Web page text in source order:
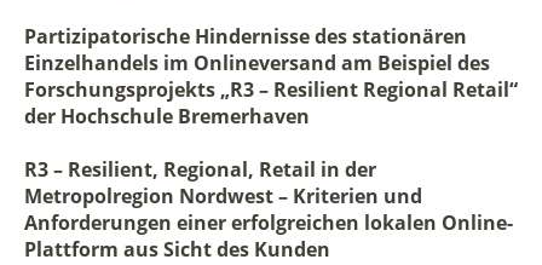
Partizipatorische Hindernisse des stationären
Einzelhandels im Onlineversand am Beispiel des
Forschungsprojekts „R3 – Resilient Regional Retail“
der Hochschule Bremerhaven
R3 – Resilient, Regional, Retail in der
Metropolregion Nordwest – Kriterien und
Anforderungen einer erfolgreichen lokalen Online-
Plattform aus Sicht des Kunden